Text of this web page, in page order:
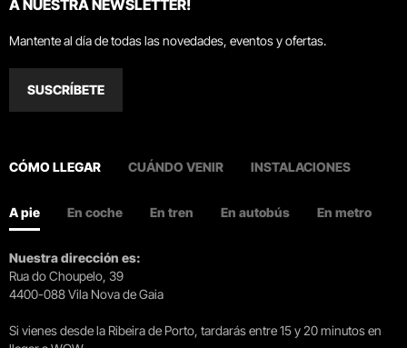
A NUESTRA NEWSLETTER!
Mantente al día de todas las novedades, eventos y ofertas.
SUSCRÍBETE
CÓMO LLEGAR CUÁNDO VENIR INSTALACIONES
A pie En coche En tren En autobús En metro
Nuestra dirección es:
Rua do Choupelo, 39
4400-088 Vila Nova de Gaia
Si vienes desde la Ribeira de Porto, tardarás entre 15 y 20 minutos en